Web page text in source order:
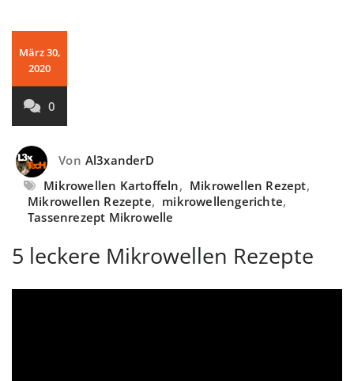
März 30,
2020
0
Von Al3xanderD
Mikrowellen Kartoffeln, Mikrowellen Rezept,
Mikrowellen Rezepte, mikrowellengerichte,
Tassenrezept Mikrowelle
5 leckere Mikrowellen Rezepte